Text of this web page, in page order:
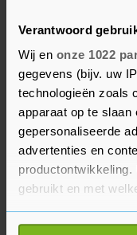
Verantwoord
Wij en onze 1022
gegevens (bijv. uw
technologieën zoals
apparaat op te slaan
gepersonaliseerde
advertenties en
gebruikt en met
Als u het toestaat,
ingrijpender
van de politie
woordvoerder.
Tarik Z. drong op
een gaspistool de
binnen om
actie
gevangenisstraf,